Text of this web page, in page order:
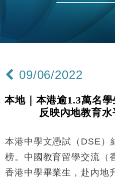
11:40
財經｜黑石傳再籌逾
財經｜美商務部擬擴
17:40
財經｜本港6月零售
16:33
財經｜滙控重啟最多
50%
元以下
11:30
財經｜精星香港夥菜
市場落地
09/06/2022
本地｜本港逾1.3萬名
反映內地教育
本港中學文憑試（DSE）
榜。中國教育留學交流（
香港中學畢業生，赴內地